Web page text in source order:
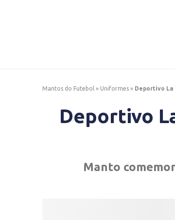
Mantos do Futebol » Uniformes » Deportivo La
Deportivo
Manto